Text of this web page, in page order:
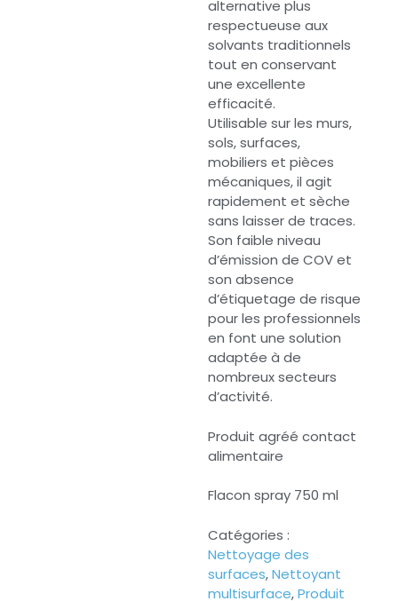
alternative plus
respectueuse aux
solvants traditionnels
tout en conservant
une excellente
efficacité.
Utilisable sur les murs,
sols, surfaces,
mobiliers et pièces
mécaniques, il agit
rapidement et sèche
sans laisser de traces.
Son faible niveau
d’émission de COV et
son absence
d’étiquetage de risque
pour les professionnels
en font une solution
adaptée à de
nombreux secteurs
d’activité.
Produit agréé contact
alimentaire
Flacon spray 750 ml
Catégories :
Nettoyage des
surfaces,Nettoyant
multisurface,Produit